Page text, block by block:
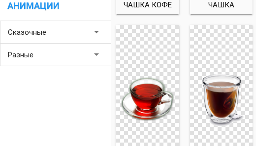
АНИМАЦИИ
Сказочные arrow_drop_down
Разные arrow_drop_down
ЧАШКА КОФЕ ЧАШКА